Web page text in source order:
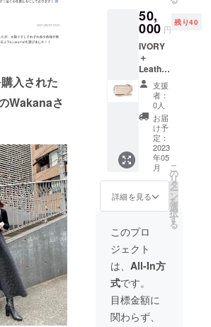
入された
Wakanaさ
ポーラ
ンドか
しま
す。日
本倉庫
で一回
検品後
配送さ
れま
す。通
常1週間
程度で
配送さ
れます
に１か
月を超
ともあ
りま
す。
載手数
料
決済手
数料
5%) 込
みの値
段で
す。｜
天然皮
革（イ
タリア
産）ス
トラッ
プ付き
です。
配送は
り、
ンドか
ら輸入
す。日
本倉庫
で一回
検品後
23 CM,
HEIGHT
15 CM,
DEPTH
8 CM｜
ポーラ
ンドか
ら日本
までの
輸送
費、日
本国内
発送料
(東京発
送)、税
金
(10％)
CAMPF
IREの手
17% (掲
載手数
12%、
決済手
数料
5%) 込
50,
000 円
残り40
IVORY
＋
Leather
Strap
金具の
色はシ
ルバー
または
ゴール
ドの2色
からお
選びい
ただけ
ます。
WIDTH
HEIGHT
15 CM,
DEPTH
8 CM｜
ポーラ
ンドか
ら日本
までの
輸送
支援
者：
0人
お届
け予
定：
2023
年05
月
詳細を見る
こ
の
リ
タ
ー
ン
を
選
択
す
る
このプロ
ジェクト
は、 All-In方
式です。
目標金額に
関わらず、